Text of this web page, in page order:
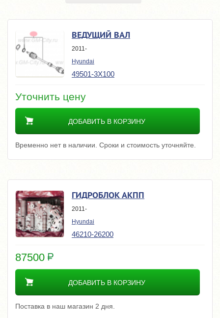
ВЕДУЩИЙ ВАЛ
2011-
Hyundai
49501-3X100
Уточнить цену
ДОБАВИТЬ В КОРЗИНУ
Временно нет в наличии. Сроки и стоимость уточняйте.
ГИДРОБЛОК АКПП
2011-
Hyundai
46210-26200
87500
ДОБАВИТЬ В КОРЗИНУ
Поставка в наш магазин 2 дня.